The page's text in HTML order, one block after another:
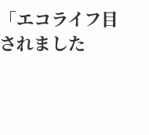
エコライフ目
れました